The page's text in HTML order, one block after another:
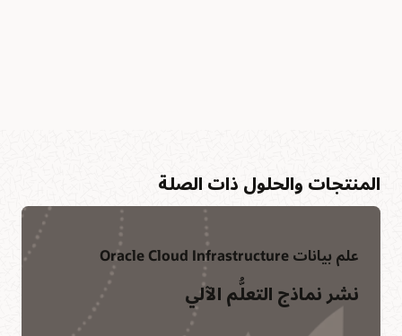
المنتجات والحلول ذات الصلة
علم بيانات Oracle Cloud Infrastructure
نشر نماذج التعلُّم الآلي